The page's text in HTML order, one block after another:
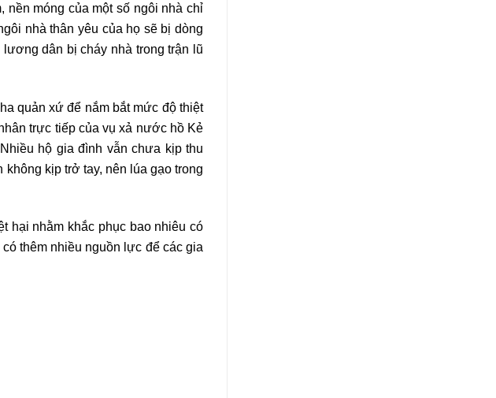
móng của một số ngôi nhà chỉ
nhà thân yêu của họ sẽ bị dòng
dân bị cháy nhà trong trận lũ
quản xứ để nắm bắt mức độ thiệt
trực tiếp của vụ xả nước hồ Kẻ
hộ gia đình vẫn chưa kịp thu
kịp trở tay, nên lúa gạo trong
hại nhằm khắc phục bao nhiêu có
thêm nhiều nguồn lực để các gia